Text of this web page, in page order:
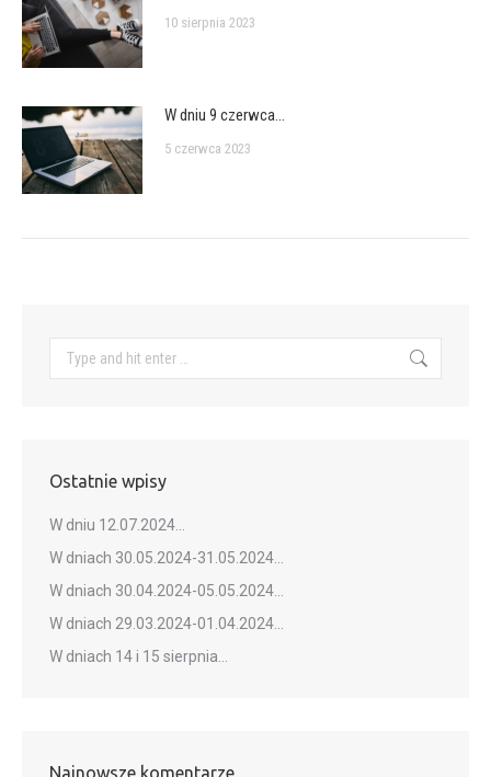
10 sierpnia 2023
W dniu 9 czerwca…
5 czerwca 2023
Search:
Ostatnie wpisy
W dniu 12.07.2024…
W dniach 30.05.2024-31.05.2024…
W dniach 30.04.2024-05.05.2024…
W dniach 29.03.2024-01.04.2024…
W dniach 14 i 15 sierpnia…
Najnowsze komentarze